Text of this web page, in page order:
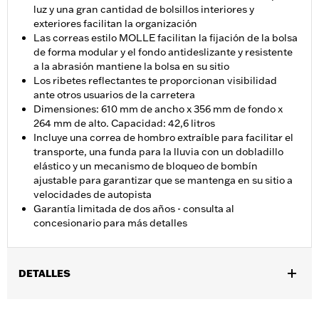
luz y una gran cantidad de bolsillos interiores y
exteriores facilitan la organización
Las correas estilo MOLLE facilitan la fijación de la bolsa
de forma modular y el fondo antideslizante y resistente
a la abrasión mantiene la bolsa en su sitio
Los ribetes reflectantes te proporcionan visibilidad
ante otros usuarios de la carretera
Dimensiones: 610 mm de ancho x 356 mm de fondo x
264 mm de alto. Capacidad: 42,6 litros
Incluye una correa de hombro extraíble para facilitar el
transporte, una funda para la lluvia con un dobladillo
elástico y un mecanismo de bloqueo de bombín
ajustable para garantizar que se mantenga en su sitio a
velocidades de autopista
Garantía limitada de dos años - consulta al
concesionario para más detalles
DETALLES